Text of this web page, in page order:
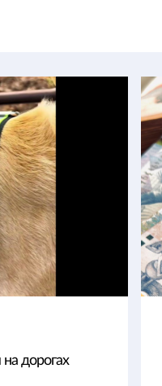
дорогах